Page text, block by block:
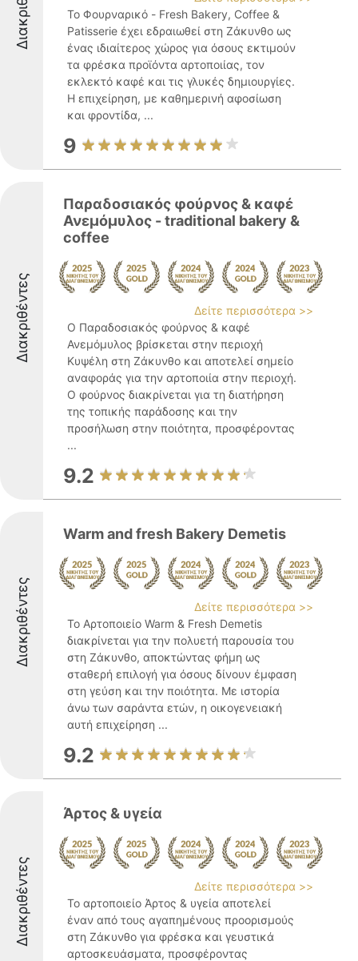
Το Φουρναρικό - Fresh Bakery, Coffee &
Patisserie έχει εδραιωθεί στη Ζάκυνθο ως
ένας ιδιαίτερος χώρος για όσους εκτιμούν
τα φρέσκα προϊόντα αρτοποιίας, τον
εκλεκτό καφέ και τις γλυκές δημιουργίες.
Η επιχείρηση, με καθημερινή αφοσίωση
και φροντίδα, ...
9
Διακριθέντες
Παραδοσιακός φούρνος & καφέ
Ανεμόμυλος - traditional bakery &
coffee
Δείτε περισσότερα >>
Ο Παραδοσιακός φούρνος & καφέ
Ανεμόμυλος βρίσκεται στην περιοχή
Κυψέλη στη Ζάκυνθο και αποτελεί σημείο
αναφοράς για την αρτοποιία στην περιοχή.
Ο φούρνος διακρίνεται για τη διατήρηση
της τοπικής παράδοσης και την
προσήλωση στην ποιότητα, προσφέροντας
...
9.2
Διακριθέντες
Warm and fresh Bakery Demetis
Δείτε περισσότερα >>
Το Αρτοποιείο Warm & Fresh Demetis
διακρίνεται για την πολυετή παρουσία του
στη Ζάκυνθο, αποκτώντας φήμη ως
σταθερή επιλογή για όσους δίνουν έμφαση
στη γεύση και την ποιότητα. Με ιστορία
άνω των σαράντα ετών, η οικογενειακή
αυτή επιχείρηση ...
9.2
Διακριθέντες
Άρτος & υγεία
Δείτε περισσότερα >>
Το αρτοποιείο Άρτος & υγεία αποτελεί
έναν από τους αγαπημένους προορισμούς
στη Ζάκυνθο για φρέσκα και γευστικά
αρτοσκευάσματα, προσφέροντας